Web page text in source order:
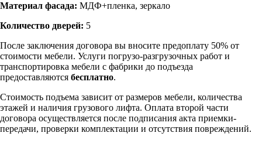
Материал фасада: МДФ+пленка, зеркало
Количество дверей: 5
После заключения договора вы вносите предоплату 50% от
стоимости мебели. Услуги погрузо-разгрузочных работ и
транспортировка мебели с фабрики до подъезда
предоставляются бесплатно.
Стоимость подъема зависит от размеров мебели, количества
этажей и наличия грузового лифта. Оплата второй части
договора осуществляется после подписания акта приемки-
передачи, проверки комплектации и отсутствия повреждений.